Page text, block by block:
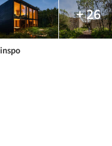
+ 26
inspo